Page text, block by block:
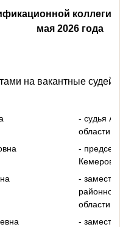
мая 2026 года
на вакантные
- судья
области;
-
-
области;
-